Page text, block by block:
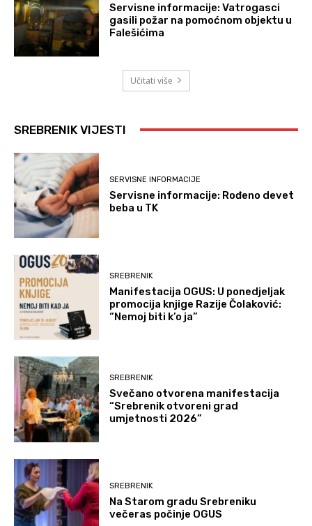
Servisne informacije: Vatrogasci
gasili požar na pomoćnom objektu u
Falešićima
Učitati više
SREBRENIK VIJESTI
SERVISNE INFORMACIJE
Servisne informacije: Rođeno devet
beba u TK
SREBRENIK
Manifestacija OGUS: U ponedjeljak
promocija knjige Razije Čolaković:
“Nemoj biti k’o ja”
SREBRENIK
Svečano otvorena manifestacija
“Srebrenik otvoreni grad
umjetnosti 2026”
SREBRENIK
Na Starom gradu Srebreniku
večeras počinje OGUS